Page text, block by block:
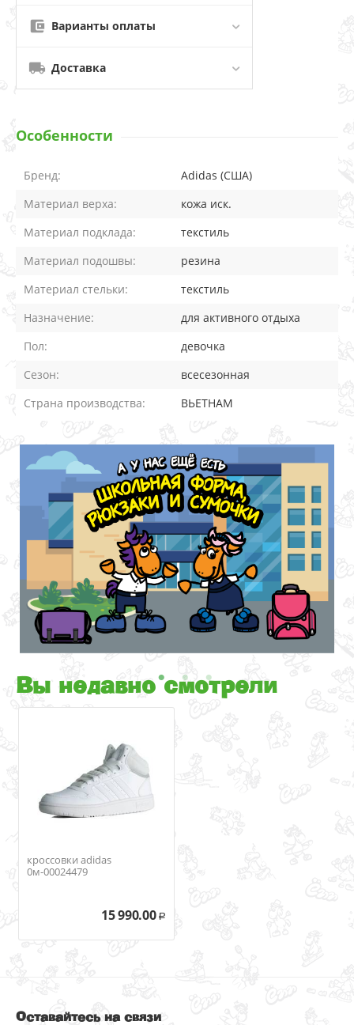
Варианты оплаты
Доставка
Особенности
Бренд:
Adidas (США)
Материал верха:
кожа иск.
Материал подклада:
текстиль
Материал подошвы:
резина
Материал стельки:
текстиль
Назначение:
для активного отдыха
Пол:
девочка
Сезон:
всесезонная
Страна производства:
ВЬЕТНАМ
Вы недавно смотрели
кроссовки adidas
0м-00024479
15 990.00 Р
Оставайтесь на связи